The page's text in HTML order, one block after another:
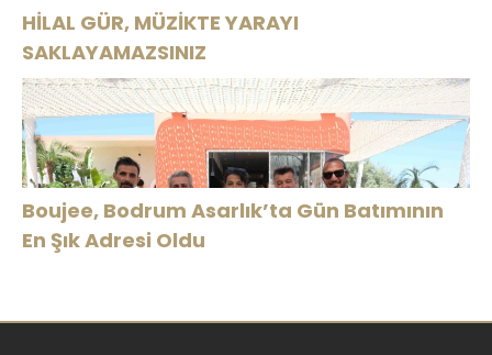
HİLAL GÜR, MÜZİKTE YARAYI
SAKLAYAMAZSINIZ
Boujee, Bodrum Asarlık’ta Gün Batımının
En Şık Adresi Oldu